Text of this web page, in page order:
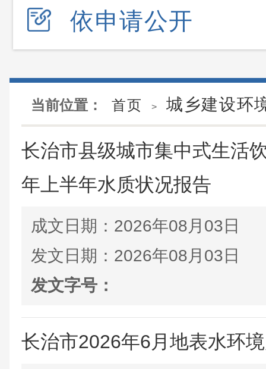
依申请公开
当前位置： 首页 > 城乡建设环
长治市县级城市集中式生活
年上半年水质状况报告
成文日期： 2026年08月03日
发文日期： 2026年08月03日
发文字号：
长治市2026年6月地表水环